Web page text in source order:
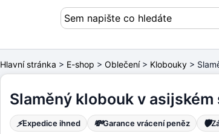
Hlavní stránka > E-shop >Oblečení> Klobouky >
Slaměný klobouk v asijském
⚡Expedice ihned 💸Garance vrácení peněz 🛡️